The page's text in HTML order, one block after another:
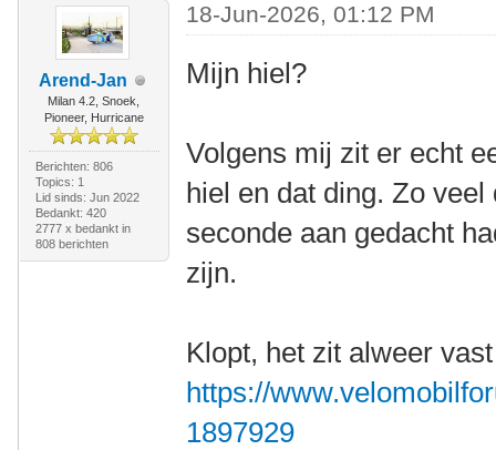
Arend-Jan
Milan 4.2, Snoek,
Pioneer, Hurricane
Berichten: 806
Topics: 1
Lid sinds: Jun 2022
Bedankt: 420
2777 x bedankt in
808 berichten
18-Jun-2026, 01:12 PM
Mijn hiel?
Volgens mij zit er echt
hiel en dat ding. Zo
seconde aan gedacht
zijn.
Klopt, het zit alweer vast
https://
1897929